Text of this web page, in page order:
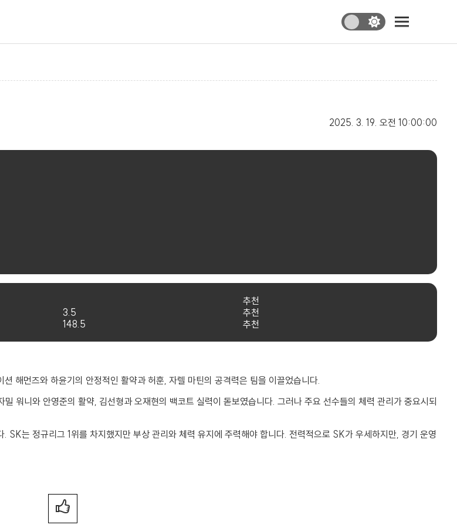
2025. 3. 19. 오전 10:00:00
추천
3.5
추천
148.5 추천
해먼즈와 하윤기의 안정적인 활약과 허훈, 자렐 마틴의 공격력은 팀을 이끌었습니다.
워니와 안영준의 활약, 김선형과 오재현의 백코트 실력이 돋보였습니다. 그러나 주요 선수들의 체력 관리가 중요시되
SK는 정규리그 1위를 차지했지만 부상 관리와 체력 유지에 주력해야 합니다. 전력적으로 SK가 우세하지만, 경기 운영